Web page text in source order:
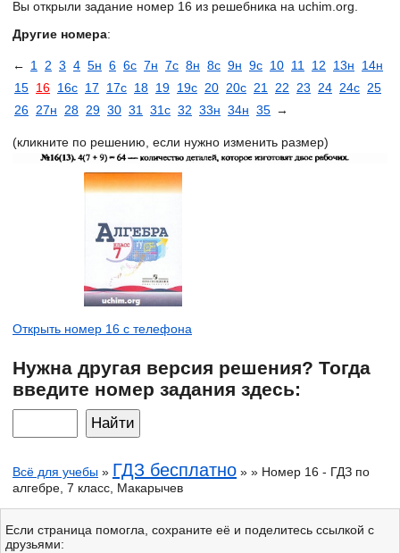
Вы открыли задание номер 16 из решебника на uchim.org.
Другие номера:
← 1 2 3 4 5н 6 6с 7н 7с 8н 8с 9н 9с 10 11 12 13н
14н
15 16 16с 17 17с 18 19 19с 20 20с 21 22 23 24 24с 25
26 27н 28 29 30 31 31с 32 33н 34н 35 →
(кликните по решению, если нужно изменить размер)
Открыть номер 16 с телефона
Нужна другая версия решения? Тогда
введите номер задания здесь:
Всё для учебы » ГДЗ бесплатно » » Номер 16 - ГДЗ по
алгебре, 7 класс, Макарычев
Если страница помогла, сохраните её и поделитесь ссылкой с
друзьями: